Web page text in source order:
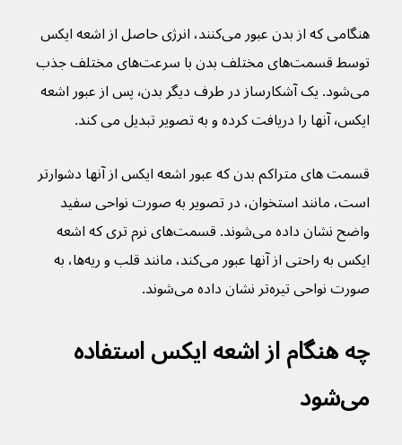
هنگامی که از بدن عبور می‌کنند، انرژی حاصل از اشعه ایکس
توسط قسمت‌های مختلف بدن با سرعت‌های مختلف جذب
می‌شود. یک آشکارساز در طرف دیگر بدن٬ پس از عبور اشعه
ایکس٬ آنها را دریافت کرده و به تصویر تبدیل می کند.
قسمت های متراکم بدن که عبور اشعه ایکس از آنها دشوارتر
است، مانند استخوان، در تصویر به صورت نواحی سفید
واضح نشان داده می‌شوند. قسمت‌های نرم تری که اشعه
ایکس به راحتی از آنها عبور می‌کند، مانند قلب و ریه‌ها، به
صورت نواحی تیره‌تر نشان داده می‌شوند.
چه هنگام از اشعه ایکس استفاده
می‌شود